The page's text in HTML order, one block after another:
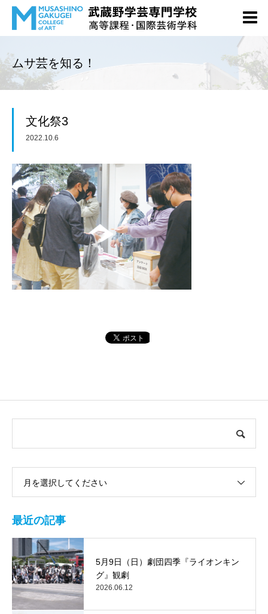
ムサ芸を知る！
文化祭3
2022.10.6
月を選択してください
最近の記事
5月9日（日）劇団四季『ライオンキン
グ』観劇
2026.06.12